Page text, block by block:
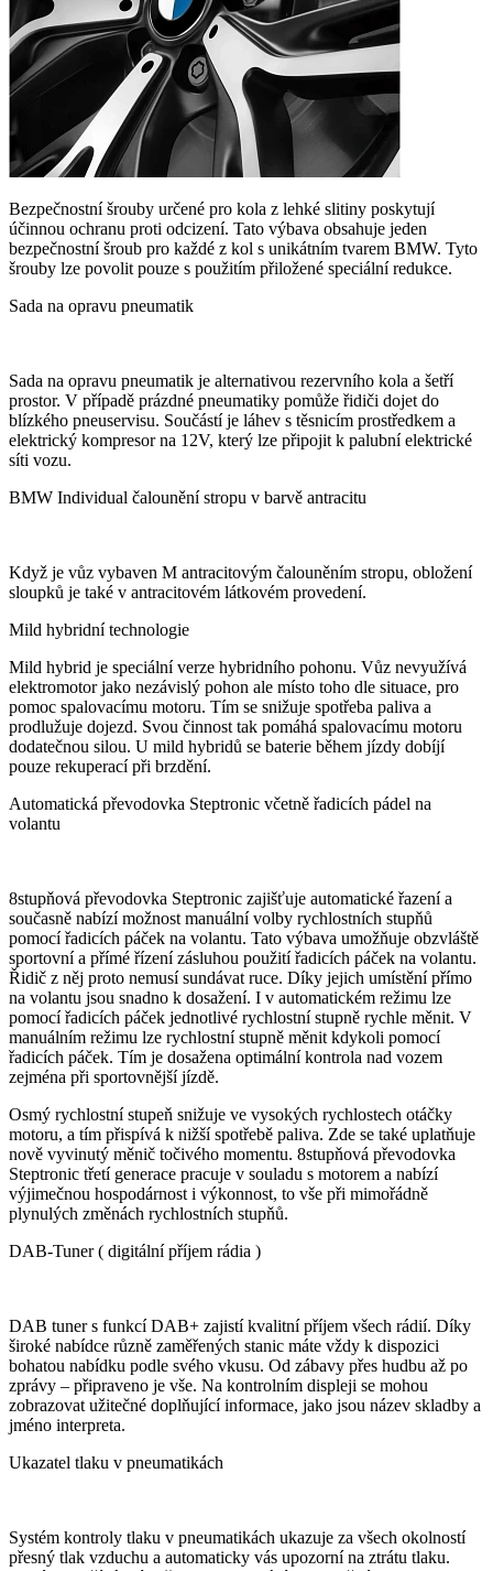
Bezpečnostní šrouby určené pro kola z lehké slitiny poskytují
účinnou ochranu proti odcizení. Tato výbava obsahuje jeden
bezpečnostní šroub pro každé z kol s unikátním tvarem BMW. Tyto
šrouby lze povolit pouze s použitím přiložené speciální redukce.
Sada na opravu pneumatik
Sada na opravu pneumatik je alternativou rezervního kola a šetří
prostor. V případě prázdné pneumatiky pomůže řidiči dojet do
blízkého pneuservisu. Součástí je láhev s těsnicím prostředkem a
elektrický kompresor na 12V, který lze připojit k palubní elektrické
síti vozu.
BMW Individual čalounění stropu v barvě antracitu
Když je vůz vybaven M antracitovým čalouněním stropu, obložení
sloupků je také v antracitovém látkovém provedení.
Mild hybridní technologie
Mild hybrid je speciální verze hybridního pohonu. Vůz nevyužívá
elektromotor jako nezávislý pohon ale místo toho dle situace, pro
pomoc spalovacímu motoru. Tím se snižuje spotřeba paliva a
prodlužuje dojezd. Svou činnost tak pomáhá spalovacímu motoru
dodatečnou silou. U mild hybridů se baterie během jízdy dobíjí
pouze rekuperací při brzdění.
Automatická převodovka Steptronic včetně řadicích pádel na
volantu
8stupňová převodovka Steptronic zajišťuje automatické řazení a
současně nabízí možnost manuální volby rychlostních stupňů
pomocí řadicích páček na volantu. Tato výbava umožňuje obzvláště
sportovní a přímé řízení zásluhou použití řadicích páček na volantu.
Řidič z něj proto nemusí sundávat ruce. Díky jejich umístění přímo
na volantu jsou snadno k dosažení. I v automatickém režimu lze
pomocí řadicích páček jednotlivé rychlostní stupně rychle měnit. V
manuálním režimu lze rychlostní stupně měnit kdykoli pomocí
řadicích páček. Tím je dosažena optimální kontrola nad vozem
zejména při sportovnější jízdě.
Osmý rychlostní stupeň snižuje ve vysokých rychlostech otáčky
motoru, a tím přispívá k nižší spotřebě paliva. Zde se také uplatňuje
nově vyvinutý měnič točivého momentu. 8stupňová převodovka
Steptronic třetí generace pracuje v souladu s motorem a nabízí
výjimečnou hospodárnost i výkonnost, to vše při mimořádně
plynulých změnách rychlostních stupňů.
DAB-Tuner ( digitální příjem rádia )
DAB tuner s funkcí DAB+ zajistí kvalitní příjem všech rádií. Díky
široké nabídce různě zaměřených stanic máte vždy k dispozici
bohatou nabídku podle svého vkusu. Od zábavy přes hudbu až po
zprávy – připraveno je vše. Na kontrolním displeji se mohou
zobrazovat užitečné doplňující informace, jako jsou název skladby a
jméno interpreta.
Ukazatel tlaku v pneumatikách
Systém kontroly tlaku v pneumatikách ukazuje za všech okolností
přesný tlak vzduchu a automaticky vás upozorní na ztrátu tlaku.